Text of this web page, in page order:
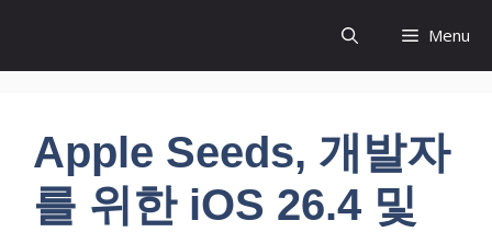
츠
Menu
Apple Seeds, 개발자
를 위한 iOS 26.4 및